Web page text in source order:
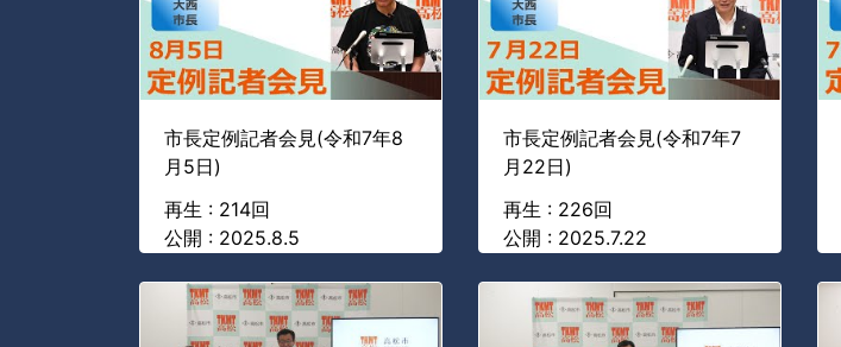
市長定例記者会見(令和7年8
月5日)
再生 : 214回
公開 : 2025.8.5
市長定例記者会見(令和7年7
月22日)
再生 : 226回
公開 : 2025.7.22